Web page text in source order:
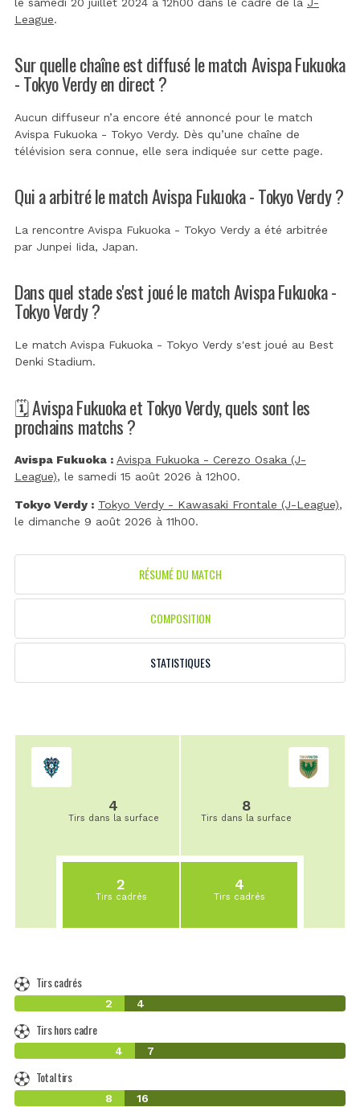
League.
Sur quelle chaîne est diffusé le match Avispa Fukuoka
- Tokyo Verdy en direct ?
Aucun diffuseur n’a encore été annoncé pour le match
Avispa Fukuoka - Tokyo Verdy. Dès qu’une chaîne de
télévision sera connue, elle sera indiquée sur cette page.
Qui a arbitré le match Avispa Fukuoka - Tokyo Verdy ?
La rencontre Avispa Fukuoka - Tokyo Verdy a été arbitrée
par Junpei Iida, Japan.
Dans quel stade s'est joué le match Avispa Fukuoka -
Tokyo Verdy ?
Le match Avispa Fukuoka - Tokyo Verdy s'est joué au Best
Denki Stadium.
🗓️ Avispa Fukuoka et Tokyo Verdy, quels sont les
prochains matchs ?
Avispa Fukuoka : Avispa Fukuoka - Cerezo Osaka (J-
League), le samedi 15 août 2026 à 12h00.
Tokyo Verdy : Tokyo Verdy - Kawasaki Frontale (J-League),
le dimanche 9 août 2026 à 11h00.
RÉSUMÉ DU MATCH
COMPOSITION
STATISTIQUES
4
Tirs dans la surface
2
Tirs cadrés
8
Tirs dans la surface
4
Tirs cadrés
Tirs cadrés
2 4
Tirs hors cadre
4 7
Total tirs
8 16